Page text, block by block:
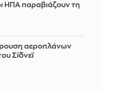
ΗΠΑ παραβιάζουν τη
αεροπλάνων
Σίδνεϊ